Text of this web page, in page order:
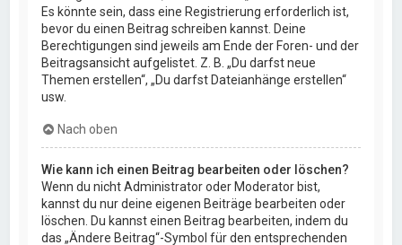
Es könnte sein, dass eine Registrierung erforderlich ist,
bevor du einen Beitrag schreiben kannst. Deine
Berechtigungen sind jeweils am Ende der Foren- und der
Beitragsansicht aufgelistet. Z. B. „Du darfst neue
Themen erstellen“, „Du darfst Dateianhänge erstellen“
usw.
Nach oben
Wie kann ich einen Beitrag bearbeiten oder löschen?
Wenn du nicht Administrator oder Moderator bist,
kannst du nur deine eigenen Beiträge bearbeiten oder
löschen. Du kannst einen Beitrag bearbeiten, indem du
das „Ändere Beitrag“-Symbol für den entsprechenden